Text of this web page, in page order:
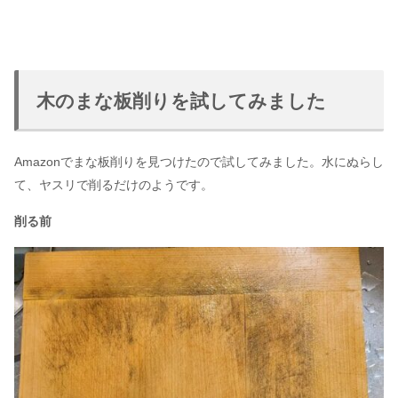
木のまな板削りを試してみました
Amazonでまな板削りを見つけたので試してみました。水にぬらし
て、ヤスリで削るだけのようです。
削る前